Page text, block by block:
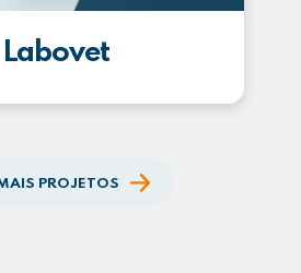
Labovet
PROJETOS